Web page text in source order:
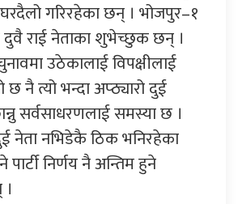
गरिरहेका छन् । भोजपुर–१
दुवै राई नेताका शुभेच्छुक छन् ।
उठेकालाई विपक्षीलाई
छ नै त्यो भन्दा अप्ठ्यारो दुई
सर्वसाधरणलाई समस्या छ ।
नेता नभिडेकै ठिक भनिरहेका
निर्णय नै अन्तिम हुने